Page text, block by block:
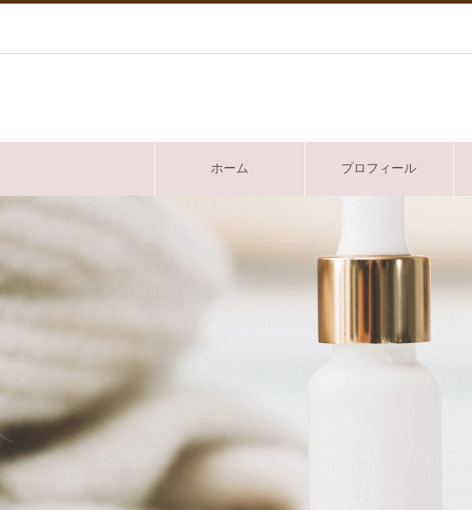
ホーム プロフィール